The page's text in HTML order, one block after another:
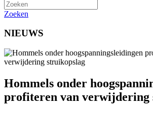
Zoeken
NIEUWS
Hommels onder
profiteren van verwijdering